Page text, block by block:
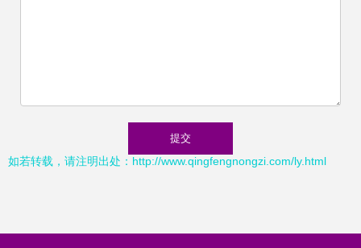
如若转载，请注明出处：http://www.qingfengnongzi.com/ly.html